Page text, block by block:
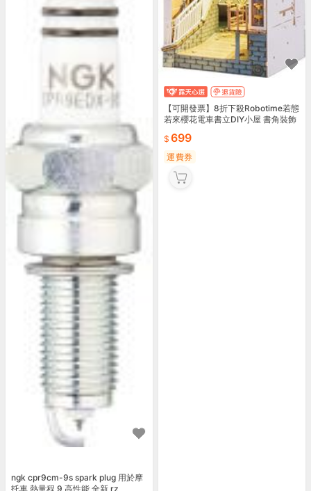
ngk cpr9cm-9s spark plug 用於摩
托車 熱量程 9 高性能 全新 rz
【可開發票】8折下殺Robotime若態
若來櫻花電車書立DIY小屋 書角裝飾
型 生日
699
運費券